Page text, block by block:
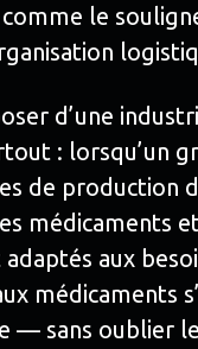
le
d’une
: lorsqu’un
de production
médicaments
aux
médicaments
— sans oublier